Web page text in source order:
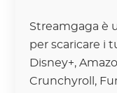
Streamgaga è
per scaricare i
Disney+,
Crunchyroll,